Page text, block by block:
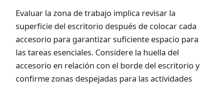
Evaluar la zona de trabajo implica revisar la
superficie del escritorio después de colocar cada
accesorio para garantizar suficiente espacio para
las tareas esenciales. Considere la huella del
accesorio en relación con el borde del escritorio y
confirme zonas despejadas para las actividades